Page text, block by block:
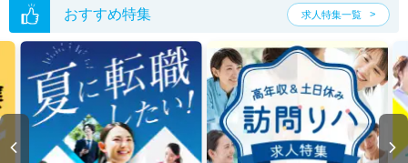
おすすめ特集 求人特集一覧